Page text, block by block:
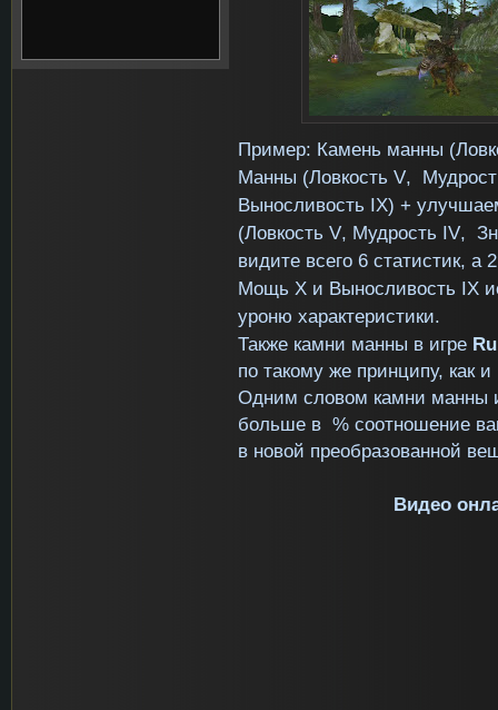
Пример: Камень манны
Манны (Ловкость V,
Выносливость IX) +
(Ловкость V, Мудрость IV,
видите всего 6 статистик, а
Мощь X и Выносливость IX
уроню характеристики.
Также камни манны в игре
по такому же принципу, как
Одним словом камни манны
больше в % соотношение
в новой преобразованной
Видео